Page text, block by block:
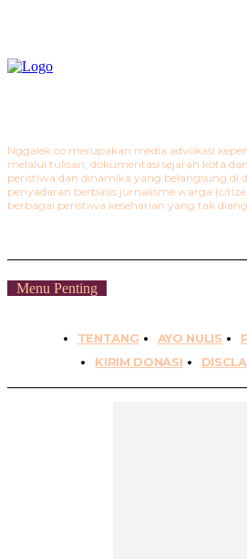
Nggalek.co merupakan media advokasi
melalui tulisan, dokumentasi sejarah kota
peristiwa dan dinamika yang belangsung di
penyadaran berbasis jurnalisme warga
berbagai peristiwa keseharian yang tak
Menu Penting
TENTANG AYO NULIS
KIRIM DONASI